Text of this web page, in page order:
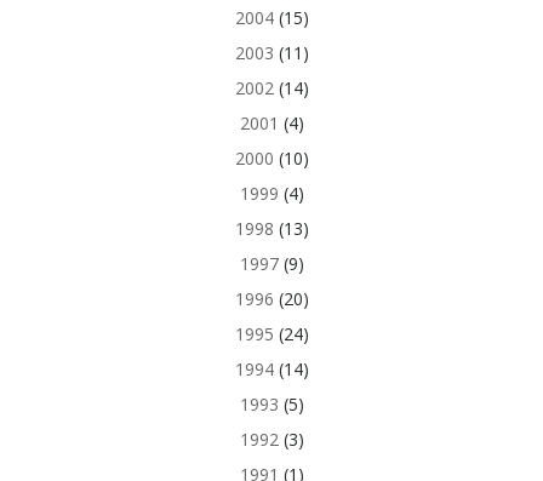
2004(15)
2003 (11)
2002 (14)
2001 (4)
2000 (10)
1999 (4)
1998 (13)
1997(9)
1996 (20)
1995 (24)
1994(14)
1993 (5)
1992 (3)
1991 (1)